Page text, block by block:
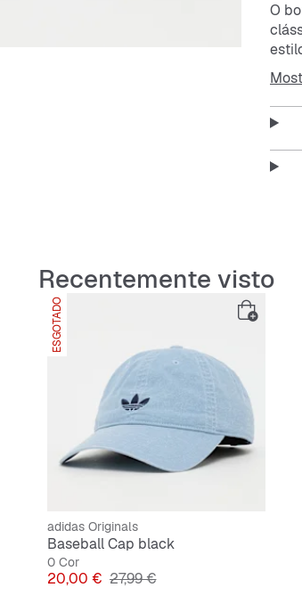
O
com
Recentemente visto
ESGOTADO
adidas Originals
Baseball Cap black
0 Cor
Preço
20,00 € Preço original
27,99 €